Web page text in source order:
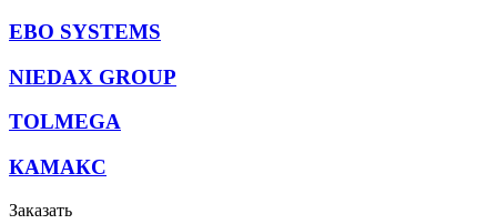
EBO SYSTEMS
NIEDAX GROUP
TOLMEGA
КАМАКС
Заказать